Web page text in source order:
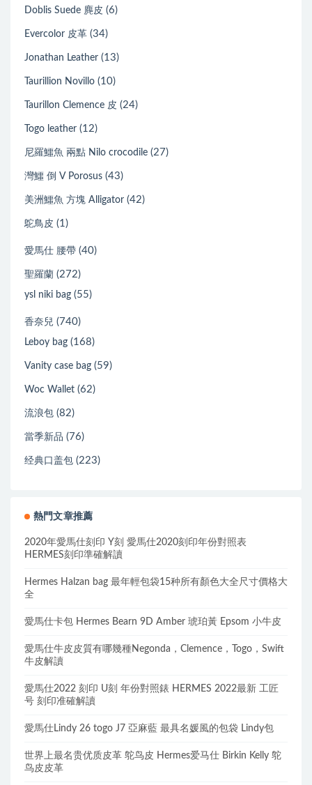
Doblis Suede 麂皮 (6)
Evercolor 皮革 (34)
Jonathan Leather (13)
Taurillion Novillo (10)
Taurillon Clemence 皮 (24)
Togo leather (12)
尼羅鱷魚 兩點 Nilo crocodile (27)
灣鱷 倒 V Porosus (43)
美洲鱷魚 方塊 Alligator (42)
鴕鳥皮 (1)
愛馬仕 腰帶 (40)
聖羅蘭 (272)
ysl niki bag (55)
香奈兒 (740)
Leboy bag (168)
Vanity case bag (59)
Woc Wallet (62)
流浪包 (82)
當季新品 (76)
经典口盖包 (223)
熱門文章推薦
2020年愛馬仕刻印 Y刻 愛馬仕2020刻印年份對照表
HERMES刻印準確解讀
Hermes Halzan bag 最年輕包袋15种所有顏色大全尺寸價格大
全
愛馬仕卡包 Hermes Bearn 9D Amber 琥珀黃 Epsom 小牛皮
愛馬仕牛皮皮質有哪幾種Negonda，Clemence，Togo，Swift
牛皮解讀
愛馬仕2022 刻印 U刻 年份對照錶 HERMES 2022最新 工匠
号 刻印准確解讀
愛馬仕Lindy 26 togo J7 亞麻藍 最具名媛風的包袋 Lindy包
世界上最名贵优质皮革 鸵鸟皮 Hermes爱马仕 Birkin Kelly 鸵
鸟皮皮革